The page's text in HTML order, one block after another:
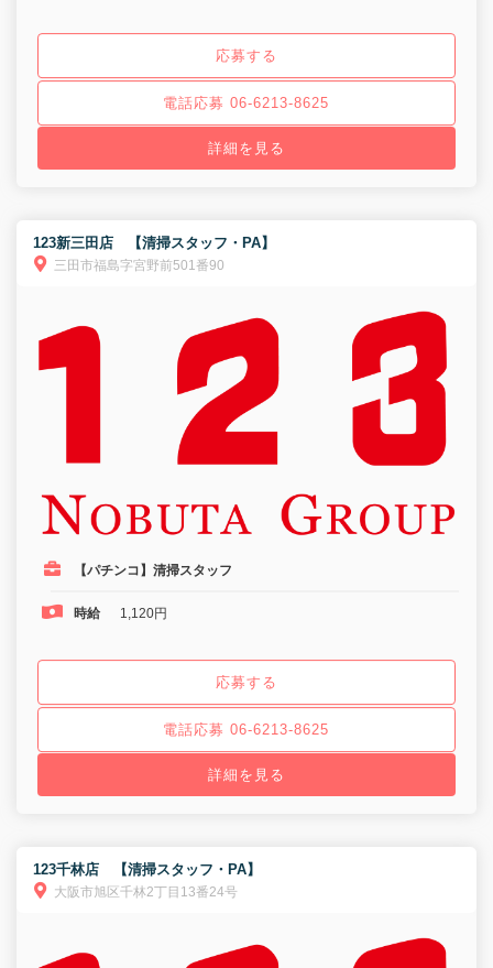
応募する
電話応募 06-6213-8625
詳細を見る
123新三田店 【清掃スタッフ・PA】
三田市福島字宮野前501番90
【パチンコ】清掃スタッフ
時給 1,120円
応募する
電話応募 06-6213-8625
詳細を見る
123千林店 【清掃スタッフ・PA】
大阪市旭区千林2丁目13番24号